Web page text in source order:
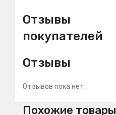
Отзывы
покупателей
Отзывы
Отзывов пока нет.
Похожие товары